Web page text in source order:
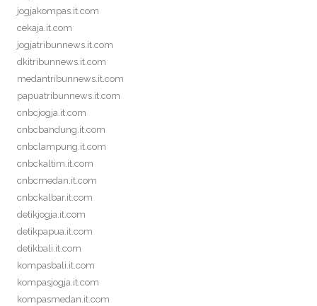
jogjakompas.it.com
cekaja.it.com
jogjatribunnews.it.com
dkitribunnews.it.com
medantribunnews.it.com
papuatribunnews.it.com
cnbcjogja.it.com
cnbcbandung.it.com
cnbclampung.it.com
cnbckaltim.it.com
cnbcmedan.it.com
cnbckalbar.it.com
detikjogja.it.com
detikpapua.it.com
detikbali.it.com
kompasbali.it.com
kompasjogja.it.com
kompasmedan.it.com